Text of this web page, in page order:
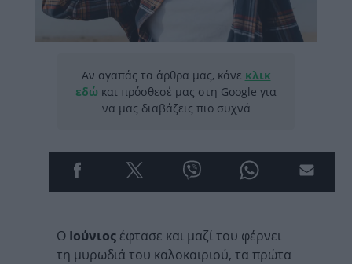
Αν αγαπάς τα άρθρα μας, κάνε κλικ
εδώ και πρόσθεσέ μας στη Google για
να μας διαβάζεις πιο συχνά
Ο Ιούνιος έφτασε και μαζί του φέρνει
τη μυρωδιά του καλοκαιριού, τα πρώτα